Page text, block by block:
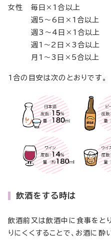
女性 毎日×1合以上
週5～6日×1合以上
週3～4日×1合以上
週1～2日×3合以上
月1～3日×5合以上
1合の目安は次のとおりです。
飲酒をする時は
飲酒前又は飲酒中に食事をと
りにくくすることで、お酒に酔